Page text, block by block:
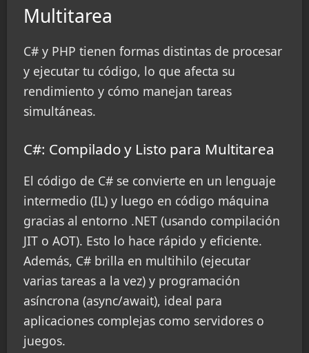
Multitarea
C# y PHP tienen formas distintas de procesar
y ejecutar tu código, lo que afecta su
rendimiento y cómo manejan tareas
simultáneas.
C#: Compilado y Listo para Multitarea
El código de C# se convierte en un lenguaje
intermedio (IL) y luego en código máquina
gracias al entorno .NET (usando compilación
JIT o AOT). Esto lo hace rápido y eficiente.
Además, C# brilla en multihilo (ejecutar
varias tareas a la vez) y programación
asíncrona (async/await), ideal para
aplicaciones complejas como servidores o
juegos.